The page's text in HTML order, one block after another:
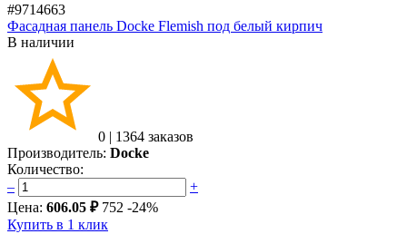
#9714663
Фасадная панель Docke Flemish под белый кирпич
В наличии
0 | 1364 заказов
Производитель: Docke
Количество:
–
+
Цена: 606.05 ₽ 752 -24%
Купить в 1 клик